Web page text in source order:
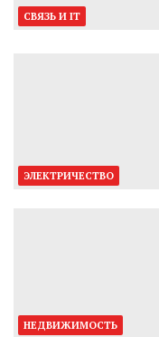
СВЯЗЬ И IT
ЭЛЕКТРИЧЕСТВО
НЕДВИЖИМОСТЬ